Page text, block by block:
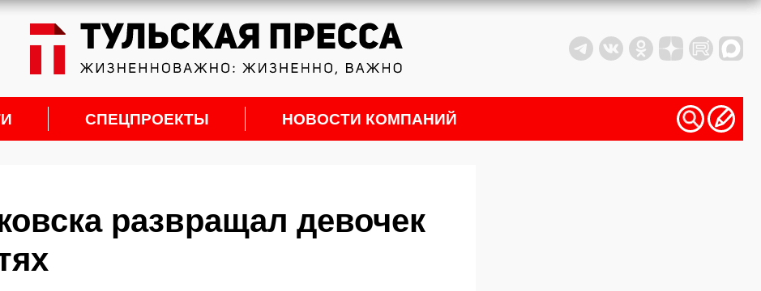
СПЕЦПРОЕКТЫ НОВОСТИ КОМПАНИЙ
развращал девочек